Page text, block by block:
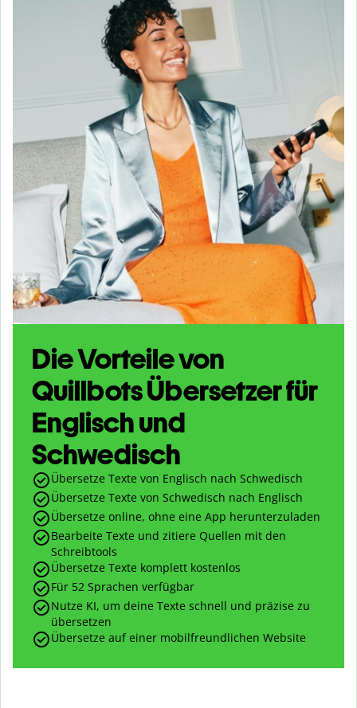
Die Vorteile von
Quillbots Übersetzer für
Englisch und
Schwedisch
Übersetze Texte von Englisch nach Schwedisch
Übersetze Texte von Schwedisch nach Englisch
Übersetze online, ohne eine App herunterzuladen
Bearbeite Texte und zitiere Quellen mit den
Schreibtools
Übersetze Texte komplett kostenlos
Für 52 Sprachen verfügbar
Nutze KI, um deine Texte schnell und präzise zu
übersetzen
Übersetze auf einer mobilfreundlichen Website